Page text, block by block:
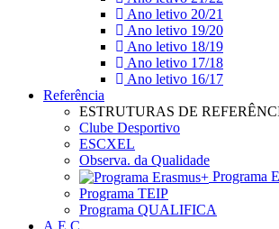
Ano letivo 20/21
Ano letivo 19/20
Ano letivo 18/19
Ano letivo 17/18
Ano letivo 16/17
Referência
ESTRUTURAS DE
Clube Desportivo
ESCXEL
Observa. da Qualidade
Programa
Programa TEIP
Programa QUALIFICA
A.E.C.